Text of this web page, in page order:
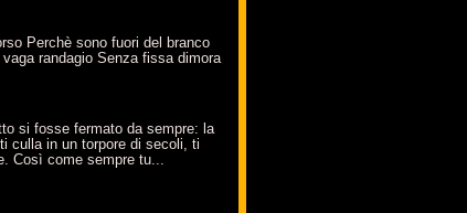
Perchè sono fuori del branco
randagio Senza fissa dimora
si fosse fermato da sempre: la
culla in un torpore di secoli, ti
Così come sempre tu...